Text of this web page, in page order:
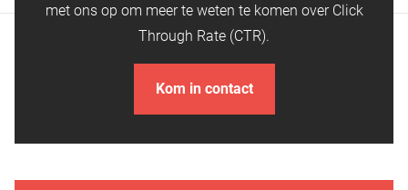
met ons op om meer te weten te komen over Click
Through Rate (CTR).
Kom in contact